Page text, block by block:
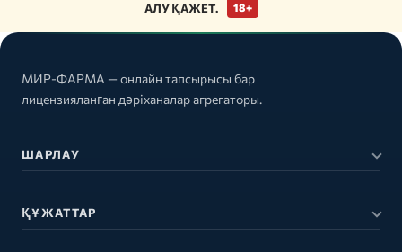
АЛУ ҚАЖЕТ.
18+
МИР-ФАРМА — онлайн тапсырысы бар
лицензияланған дәріханалар агрегаторы.
ШАРЛАУ
ҚҰЖАТТАР